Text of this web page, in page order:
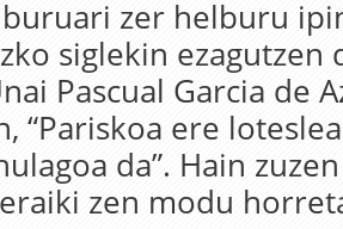
zer helburu
siglekin
Pascual Garcia de
“Pariskoa ere
da”. Hain
zen modu